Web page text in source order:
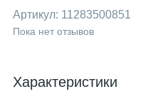
Артикул: 11283500851
Пока нет отзывов
Характеристики